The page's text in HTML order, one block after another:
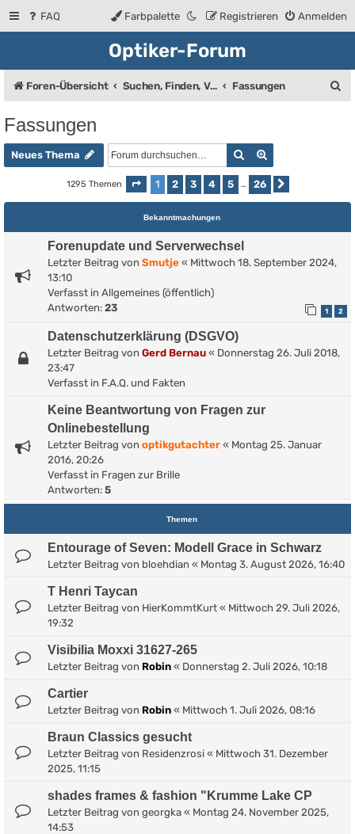
FAQ Anmelden
Registrieren
Farbpalette
Optiker-Forum
Foren-Übersicht Suchen, Finden, Verkaufsanzeigen Fassungen
Fassungen
Neues Thema Suche
1295 Themen Seite 1von 26
1 2 3 4 5 … 26
Bekanntmachungen
Forenupdate und Serverwechsel
Letzter Beitrag von Smutje « Mittwoch 18. September 2024,
13:10
Verfasst in Allgemeines (öffentlich)
Antworten: 23 1 2
Datenschutzerklärung (DSGVO)
Letzter Beitrag von Gerd Bernau « Donnerstag 26. Juli 2018,
23:47
Verfasst in F.A.Q. und Fakten
Keine Beantwortung von Fragen zur
Onlinebestellung
Letzter Beitrag von optikgutachter « Montag 25. Januar
2016, 20:26
Verfasst in Fragen zur Brille
Antworten: 5
Themen
Entourage of Seven: Modell Grace in Schwarz
Letzter Beitrag von bloehdian « Montag 3. August 2026, 16:40
T Henri Taycan
Letzter Beitrag von HierKommtKurt « Mittwoch 29. Juli 2026,
19:32
Visibilia Moxxi 31627-265
Letzter Beitrag von Robin « Donnerstag 2. Juli 2026, 10:18
Cartier
Letzter Beitrag von Robin « Mittwoch 1. Juli 2026, 08:16
Braun Classics gesucht
Letzter Beitrag von Residenzrosi « Mittwoch 31. Dezember
2025, 11:15
shades frames & fashion "Krumme Lake CP
Letzter Beitrag von georgka « Montag 24. November 2025,
14:53